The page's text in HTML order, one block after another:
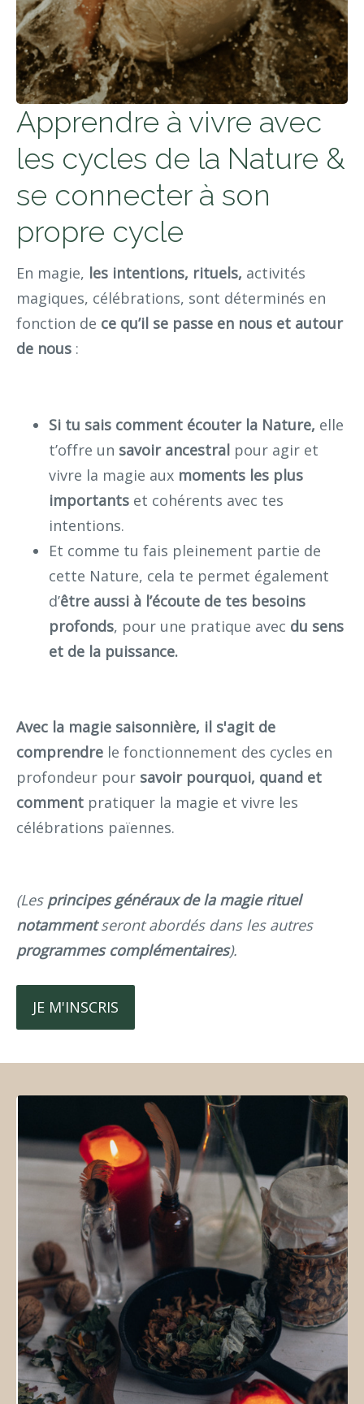
Apprendre à vivre avec
les cycles de la Nature &
se connecter à son
propre cycle
En magie, les intentions, rituels, activités
magiques, célébrations, sont déterminés en
fonction de ce qu’il se passe en nous et autour
de nous :
Si tu sais comment écouter la Nature, elle
t’offre un savoir ancestral pour agir et
vivre la magie aux moments les plus
importants et cohérents avec tes
intentions.
Et comme tu fais pleinement partie de
cette Nature, cela te permet également
d’être aussi à l’écoute de tes besoins
profonds, pour une pratique avec du sens
et de la puissance.
Avec la magie saisonnière, il s'agit de
comprendre le fonctionnement des cycles en
profondeur pour savoir pourquoi, quand et
comment pratiquer la magie et vivre les
célébrations païennes.
(Les principes généraux de la magie rituel
notammentseront abordés dans les autres
programmes complémentaires).
JE M'INSCRIS